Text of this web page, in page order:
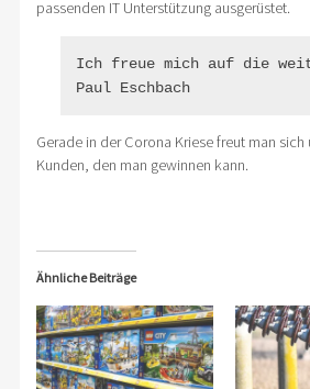
passenden IT Unterstützung ausgerüstet.
Ich freue mich auf die
Paul Eschbach
Gerade in der Corona Kriese freut man sich
Kunden, den man gewinnen kann.
Ähnliche Beiträge